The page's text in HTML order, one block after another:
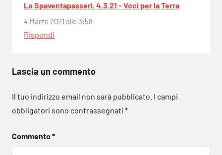
Lo Spaventapasseri. 4.3.21 - Voci per la Terra
4 Marzo 2021 alle 3:58
Rispondi
Lascia un commento
Il tuo indirizzo email non sarà pubblicato. I campi
obbligatori sono contrassegnati *
Commento*